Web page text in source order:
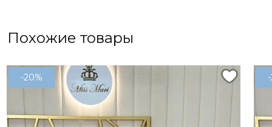
Похожие товары
-20%